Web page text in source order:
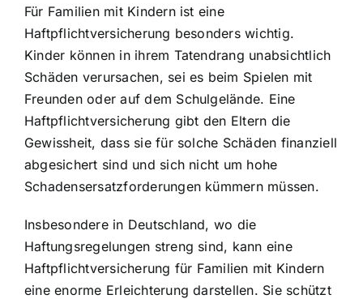
Für Familien mit Kindern ist eine
Haftpflichtversicherung besonders wichtig.
Kinder können in ihrem Tatendrang unabsichtlich
Schäden verursachen, sei es beim Spielen mit
Freunden oder auf dem Schulgelände. Eine
Haftpflichtversicherung gibt den Eltern die
Gewissheit, dass sie für solche Schäden finanziell
abgesichert sind und sich nicht um hohe
Schadensersatzforderungen kümmern müssen.
Insbesondere in Deutschland, wo die
Haftungsregelungen streng sind, kann eine
Haftpflichtversicherung für Familien mit Kindern
eine enorme Erleichterung darstellen. Sie schützt